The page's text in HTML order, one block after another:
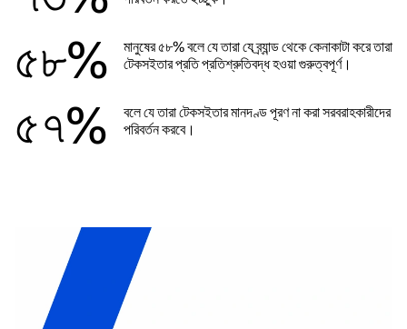
৫৮%
মানুষের ৫৮% বলে যে তারা যে ব্র্যান্ড থেকে কেনাকাটা করে তারা
টেকসইতার প্রতি প্রতিশ্রুতিবদ্ধ হওয়া গুরুত্বপূর্ণ।
৫৭%
বলে যে তারা টেকসইতার মানদণ্ড পূরণ না করা সরবরাহকারীদের
পরিবর্তন করবে।